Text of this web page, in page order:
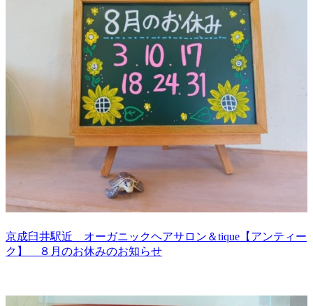
京成臼井駅近 オーガニックヘアサロン＆tique【アンティー
ク】 ８月のお休みのお知らせ